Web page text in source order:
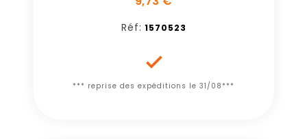
Réf: 1570523

*** reprise des expéditions le 31/08***